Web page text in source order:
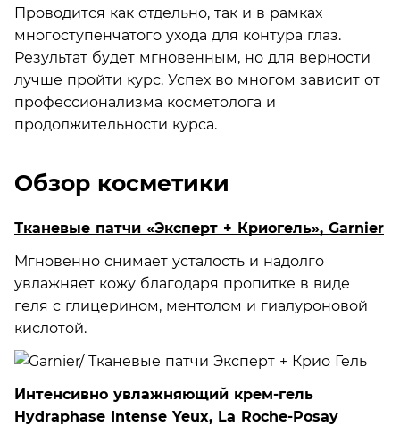
Проводится как отдельно, так и в рамках
многоступенчатого ухода для контура глаз.
Результат будет мгновенным, но для верности
лучше пройти курс. Успех во многом зависит от
профессионализма косметолога и
продолжительности курса.
Обзор косметики
Тканевые патчи «Эксперт + Криогель», Garnier
Мгновенно снимает усталость и надолго
увлажняет кожу благодаря пропитке в виде
геля с глицерином, ментолом и гиалуроновой
кислотой.
Интенсивно увлажняющий крем-гель
Hydraphase Intense Yeux, La Roche-Posay